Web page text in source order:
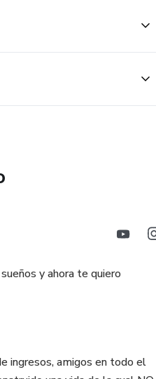
y ahora te quiero
ingresos, amigos en todo el